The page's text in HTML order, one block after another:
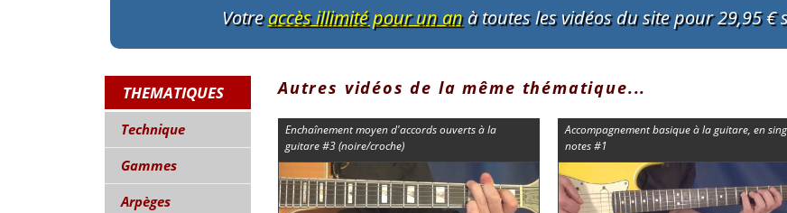
Votreaccès illimité pour un anà toutes les vidéos du site pour 29,95 €
THEMATIQUES
Technique
Gammes
Arpèges
Autres vidéos de la même thématique...
Enchaînement moyen d'accords ouverts à la
guitare #3 (noire/croche)
Accompagnement basique à la guitare, en
notes #1